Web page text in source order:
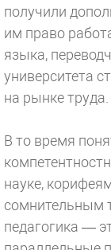
получили
им право
языка,
университета
на рынке труда.
В то время
науке,
сомнительным
педагогика —